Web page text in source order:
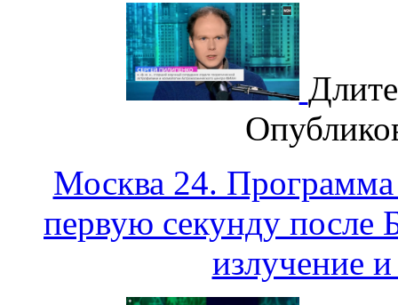
Москва 24.
первую секунду после
излучение